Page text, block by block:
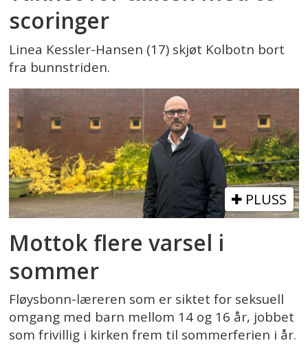
scoringer
Linea Kessler-Hansen (17) skjøt Kolbotn bort
fra bunnstriden.
PLUSS
Mottok flere varsel i
sommer
Fløysbonn-læreren som er siktet for seksuell
omgang med barn mellom 14 og 16 år, jobbet
som frivillig i kirken frem til sommerferien i år.